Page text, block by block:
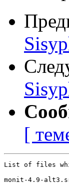
[
List of files
monit-4.9-